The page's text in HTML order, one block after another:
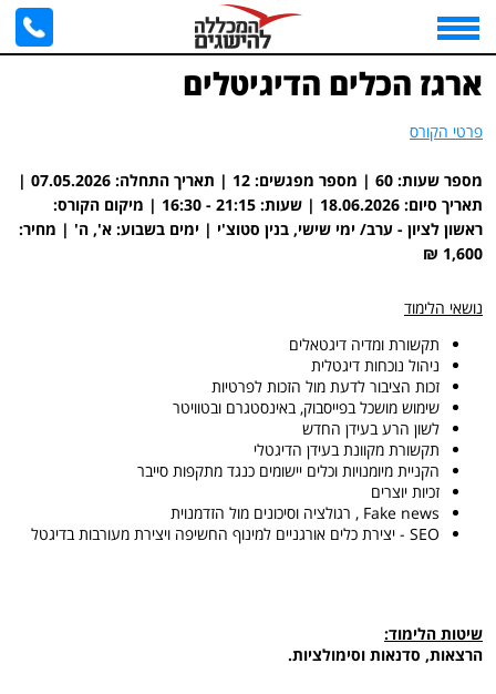
דף הבית ארגז הכלים הדיגיטלים >
ראשון לציון - ערב/ ימי שישי, בנין סטוצ'י | 07/05/2026 - 18/06/2026
ארגז הכלים הדיגיטלים
פרטי הקורס
מספר שעות: 60 | מספר מפגשים: 12 | תאריך התחלה: 07.05.2026 |
תאריך סיום: 18.06.2026 | שעות: ‎16:30 - 21:15 | מיקום הקורס:
ראשון לציון - ערב/ ימי שישי, בנין סטוצ'י | ימים בשבוע: א', ה' | מחיר:
1,600 ₪
נושאי הלימוד
תקשורת ומדיה דיגטאלים
ניהול נוכחות דיגטלית
זכות הציבור לדעת מול הזכות לפרטיות
שימוש מושכל בפייסבוק, באינסטגרם ובטוויטר
לשון הרע בעידן החדש
תקשורת מקוונת בעידן הדיגטלי
הקניית מיומנויות וכלים יישומים כנגד מתקפות סייבר
זכיות יוצרים
Fake news , רגולציה וסיכונים מול הזדמנוית
SEO - יצירת כלים אורגניים למינוף החשיפה ויצירת מעורבות בדיגטל
שיטות הלימוד:
הרצאות, סדנאות וסימולציות.